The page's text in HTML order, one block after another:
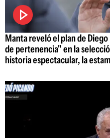
Manta reveló el plan de
de pertenencia" en la
historia espectacular, la